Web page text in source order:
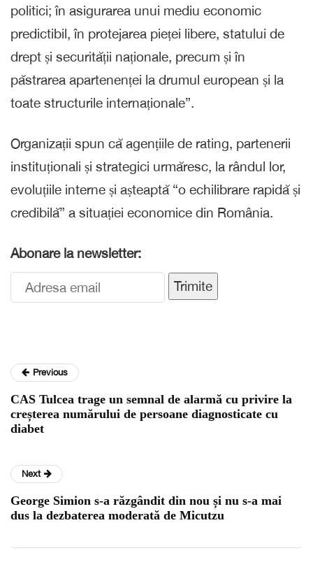
politici; în asigurarea unui mediu economic
predictibil, în protejarea pieței libere, statului de
drept și securității naționale, precum și în
păstrarea apartenenței la drumul european și la
toate structurile internaționale”.
Organizații spun că agențiile de rating, partenerii
instituționali și strategici urmăresc, la rândul lor,
evoluțiile interne și așteaptă “o echilibrare rapidă și
credibilă” a situației economice din România.
Abonare la newsletter:
Trimite
Previous
CAS Tulcea trage un semnal de alarmă cu privire la
creșterea numărului de persoane diagnosticate cu
diabet
Next
George Simion s-a răzgândit din nou și nu s-a mai
dus la dezbaterea moderată de Micutzu